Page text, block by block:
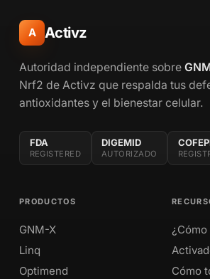
A Activz
Autoridad independiente sobre
Nrf2 de Activz que respalda tus
antioxidantes y el bienestar celular.
FDA
REGISTERED
DIGEMID
AUTORIZADO
PRODUCTOS
GNM-X
Linq
Optimend
Cómo